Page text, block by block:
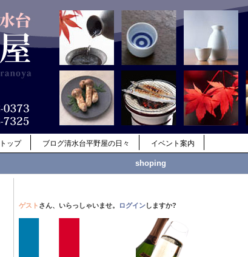
ップ ブログ清水台平野屋の日々 イベント案内
shoping
ゲスト さん、いらっしゃいませ。 ログインしますか?